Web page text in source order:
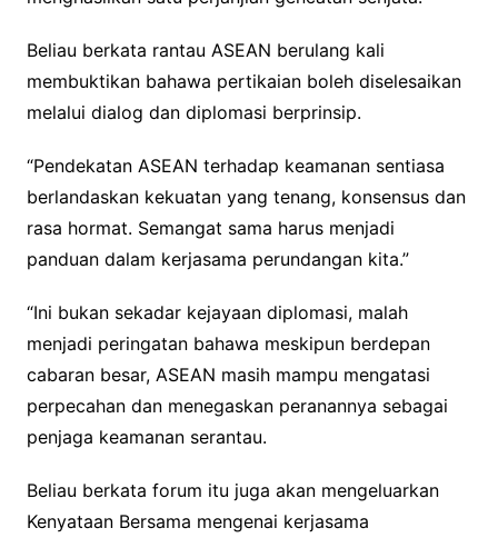
Beliau berkata rantau ASEAN berulang kali
membuktikan bahawa pertikaian boleh diselesaikan
melalui dialog dan diplomasi berprinsip.
“Pendekatan ASEAN terhadap keamanan sentiasa
berlandaskan kekuatan yang tenang, konsensus dan
rasa hormat. Semangat sama harus menjadi
panduan dalam kerjasama perundangan kita.”
“Ini bukan sekadar kejayaan diplomasi, malah
menjadi peringatan bahawa meskipun berdepan
cabaran besar, ASEAN masih mampu mengatasi
perpecahan dan menegaskan peranannya sebagai
penjaga keamanan serantau.
Beliau berkata forum itu juga akan mengeluarkan
Kenyataan Bersama mengenai kerjasama